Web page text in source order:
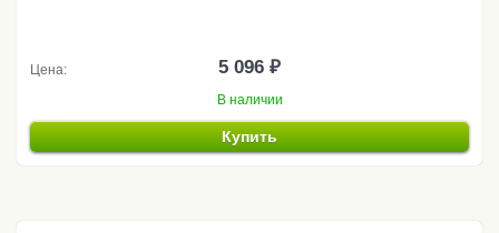
Цена: 5 096 ₽
В наличии
Купить